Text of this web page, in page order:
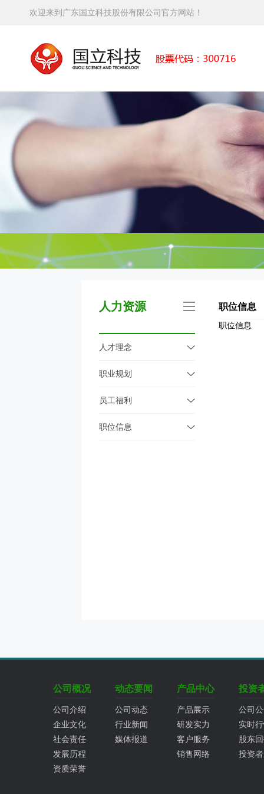
欢迎来到广东国立科技股份有限公司官方网站！
人力资源
人才理念
职业规划
员工福利
职位信息
职位信息
职位信息
公司概况
公司介绍
企业文化
社会责任
发展历程
资质荣誉
动态要闻
公司动态
行业新闻
媒体报道
产品中心
产品展示
研发实力
客户服务
销售网络
投资
公司
实时
股东
投资